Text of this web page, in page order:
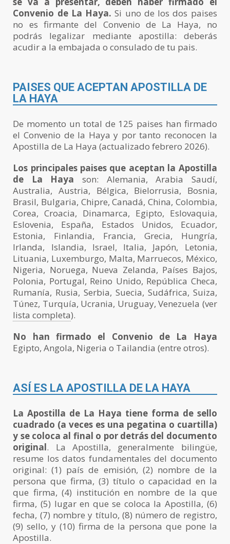
Convenio de La Haya. Si uno de los dos paises
no es firmante del Convenio de La Haya, no
podrás legalizar mediante apostilla: deberás
acudir a la embajada o consulado de tu pais.
PAISES QUE ACEPTAN APOSTILLA DE
LA HAYA
De momento un total de 125 paises han firmado
el Convenio de la Haya y por tanto reconocen la
Apostilla de La Haya (actualizado febrero 2026).
Los principales paises que aceptan la Apostilla
de La Haya son: Alemania, Arabia Saudí,
Australia, Austria, Bélgica, Bielorrusia, Bosnia,
Brasil, Bulgaria, Chipre, Canadá, China, Colombia,
Corea, Croacia, Dinamarca, Egipto, Eslovaquia,
Eslovenia, España, Estados Unidos, Ecuador,
Estonia, Finlandia, Francia, Grecia, Hungría,
Irlanda, Islandia, Israel, Italia, Japón, Letonia,
Lituania, Luxemburgo, Malta, Marruecos, México,
Nigeria, Noruega, Nueva Zelanda, Países Bajos,
Polonia, Portugal, Reino Unido, República Checa,
Rumanía, Rusia, Serbia, Suecia, Sudáfrica, Suiza,
Túnez, Turquía, Ucrania, Uruguay, Venezuela (ver
lista completa).
No han firmado el Convenio de La Haya
Egipto, Angola, Nigeria o Tailandia (entre otros).
ASÍ ES LA APOSTILLA DE LA HAYA
La Apostilla de La Haya tiene forma de sello
cuadrado (a veces es una pegatina o cuartilla)
y se coloca al final o por detrás del documento
original. La Apostilla, generalmente bilingüe,
resume los datos fundamentales del documento
original: (1) país de emisión, (2) nombre de la
persona que firma, (3) título o capacidad en la
que firma, (4) institución en nombre de la que
firma, (5) lugar en que se coloca la Apostilla, (6)
fecha, (7) nombre y título, (8) número de registro,
(9) sello, y (10) firma de la persona que pone la
Apostilla.